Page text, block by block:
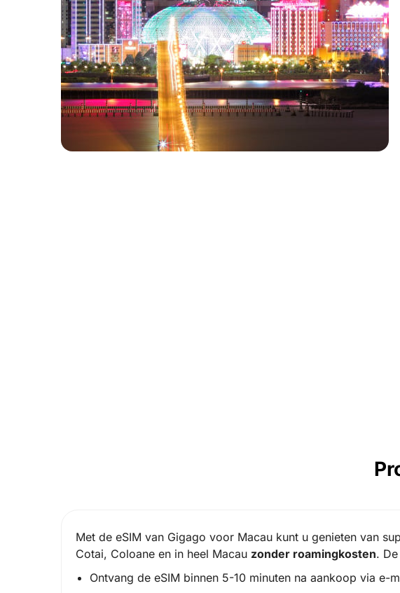
Met de eSIM van Gigago voor Macau kunt u genieten van
Cotai, Coloane en in heel Macau zonder roamingkosten.
Ontvang de eSIM binnen 5-10 minuten na aankoop via e-